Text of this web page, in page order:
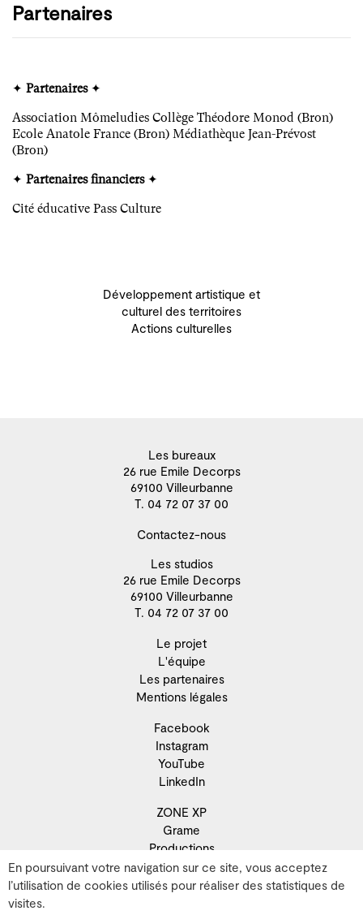
En poursuivant votre navigation sur ce site, vous acceptez
l’utilisation de cookies utilisés pour réaliser des statistiques de
visites.
Partenaires
✦ Partenaires✦
Association Mômeludies Collège Théodore Monod (Bron)
Ecole Anatole France (Bron) Médiathèque Jean-Prévost
(Bron)
✦ Partenaires financiers✦
Cité éducative Pass Culture
Développement artistique et
culturel des territoires
Actions culturelles
Les bureaux
26 rue Emile Decorps
69100 Villeurbanne
T. 04 72 07 37 00
Contactez-nous
Les studios
26 rue Emile Decorps
69100 Villeurbanne
T. 04 72 07 37 00
Le projet
L'équipe
Les partenaires
Mentions légales
Facebook
Instagram
YouTube
LinkedIn
ZONE XP
Grame
Productions
Résidence
Recherche